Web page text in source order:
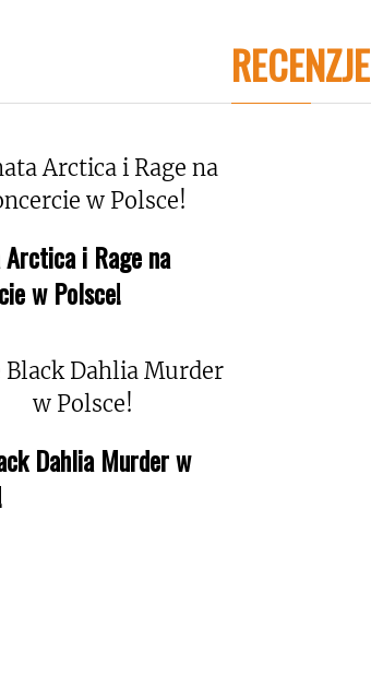
i Rage na
w Polsce!
Dahlia Murder w
RECENZJE